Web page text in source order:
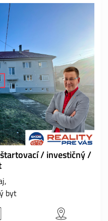
/ investičný /
byt